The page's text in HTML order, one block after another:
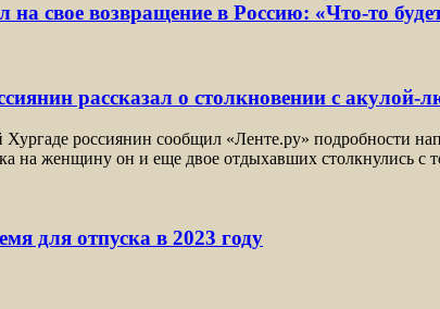
свое возвращение в Россию: «Что-то
рассказал о столкновении с акулой-
россиянин сообщил «Ленте.ру» подробности
на женщину он и еще двое отдыхавших столкнулись с
для отпуска в 2023 году